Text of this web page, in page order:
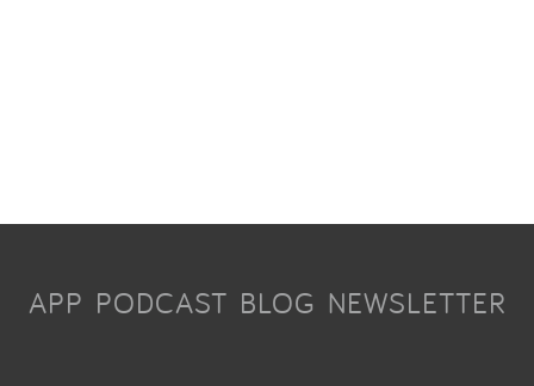
APP PODCAST BLOG NEWSLETTER